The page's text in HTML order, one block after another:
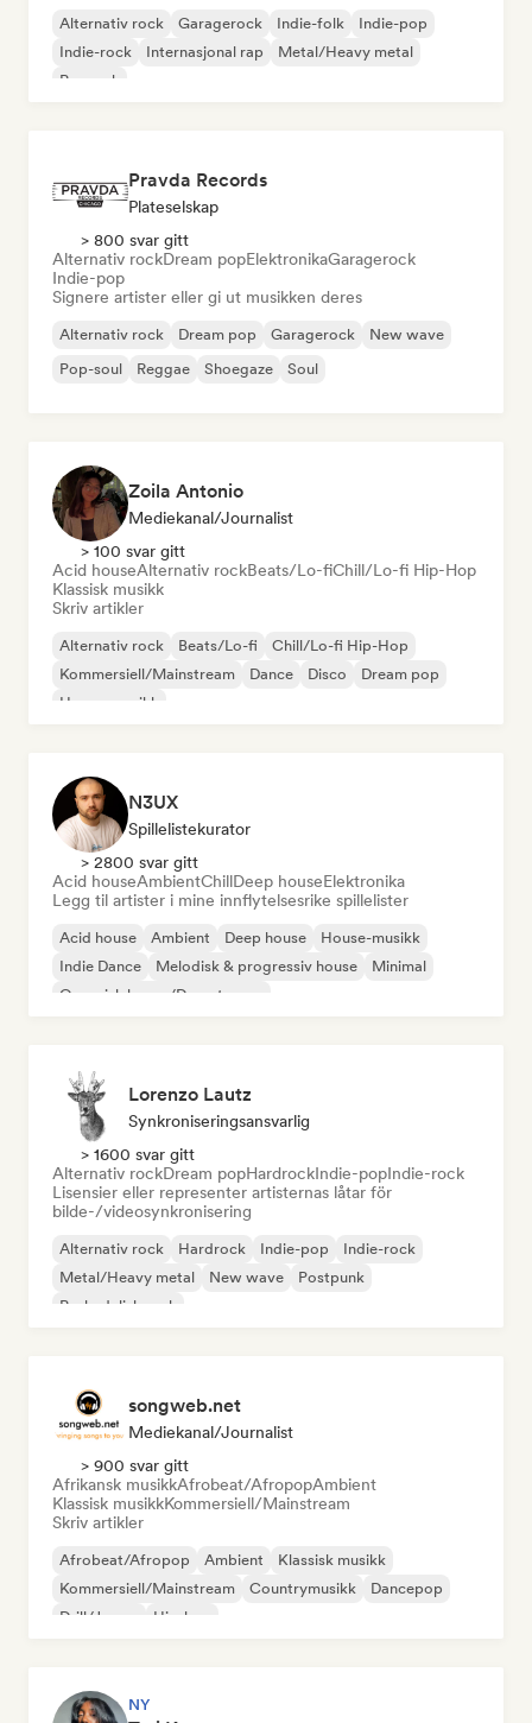
Alternativ rock Garagerock Indie-folk
Indie-pop
Indie-rock
Internasjonal rap
Metal/Heavy metal
Poprock
Pravda Records
Plateselskap
> 800 svar gitt
Alternativ rockDream popElektronikaGaragerock
Indie-pop
Signere artister eller gi ut musikken deres
Alternativ rock Dream pop Garagerock
New wave
Pop-soul
Reggae Shoegaze Soul
Zoila Antonio
Mediekanal/journalist
> 100 svar gitt
Acid houseAlternativ rockBeats/Lo-fiChill/Lo-fi Hip-Hop
Klassisk musikk
Skriv artikler
Alternativ rock Beats/Lo-fi
Chill/Lo-fi Hip-Hop
Kommersiell/Mainstream
Dance Disco
Dream pop
House-musikk
N3UX
Spillelistekurator
> 2800 svar gitt
Acid houseAmbientChillDeep houseElektronika
Legg til artister i mine innflytelsesrike spillelister
Acid house Ambient Deep house
House-musikk
Indie Dance
Melodisk & progressiv house
Minimal
Organisk house/Downtempo
Lorenzo Lautz
Synkroniseringsansvarlig
> 1600 svar gitt
Alternativ rockDream popHardrockIndie-popIndie-rock
Lisensier eller representer artisternas låtar för
bilde-/videosynkronisering
Alternativ rock Hardrock Indie-pop
Indie-rock
Metal/Heavy metal
New wave
Postpunk
Psykedelisk rock
songweb.net
Mediekanal/journalist
> 900 svar gitt
Afrikansk musikkAfrobeat/AfropopAmbient
Klassisk musikkKommersiell/Mainstream
Skriv artikler
Afrobeat/Afropop Ambient
Klassisk musikk
Kommersiell/Mainstream
Countrymusikk
Dancepop
Drill/Jersey
Hip-hop
NY